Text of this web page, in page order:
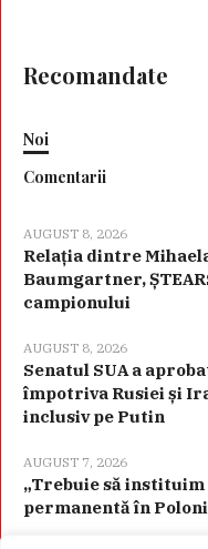
Recomandate
Noi
Comentarii
AUGUST 8, 2026
Relația dintre
Baumgartner,
campionului
AUGUST 8, 2026
Senatul SUA a
împotriva Rusiei și
inclusiv pe Putin
AUGUST 7, 2026
„Trebuie să
permanentă în